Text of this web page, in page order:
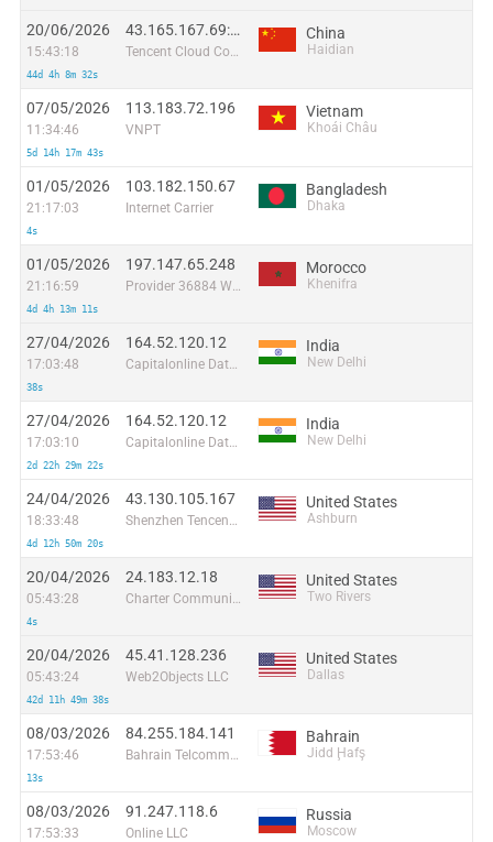
20/06/2026
15:43:18
44d 4h 8m 32s
43.165.167.69:40066
Tencent Cloud Computing (Beijing) Co
China
Haidian
07/05/2026
11:34:46
5d 14h 17m 43s
113.183.72.196
VNPT
Vietnam
Khoái Châu
01/05/2026
21:17:03
4s
103.182.150.67
Internet Carrier
Bangladesh
Dhaka
01/05/2026
21:16:59
4d 4h 13m 11s
197.147.65.248
Provider 36884 Wana Corporate
Morocco
Khenifra
27/04/2026
17:03:48
38s
164.52.120.12
Capitalonline Data Service (HK) Co
India
New Delhi
27/04/2026
17:03:10
2d 22h 29m 22s
164.52.120.12
Capitalonline Data Service (HK) Co
India
New Delhi
24/04/2026
18:33:48
4d 12h 50m 20s
43.130.105.167
Shenzhen Tencent Computer Systems Company Limited
United States
Ashburn
20/04/2026
05:43:28
4s
24.183.12.18
Charter Communications
United States
Two Rivers
20/04/2026
05:43:24
42d 11h 49m 38s
45.41.128.236
Web2Objects LLC
United States
Dallas
08/03/2026
17:53:46
13s
84.255.184.141
Bahrain Telcommunication Company
Bahrain
Jidd Ḩafş
08/03/2026
17:53:33
91.247.118.6
Online LLC
Russia
Moscow